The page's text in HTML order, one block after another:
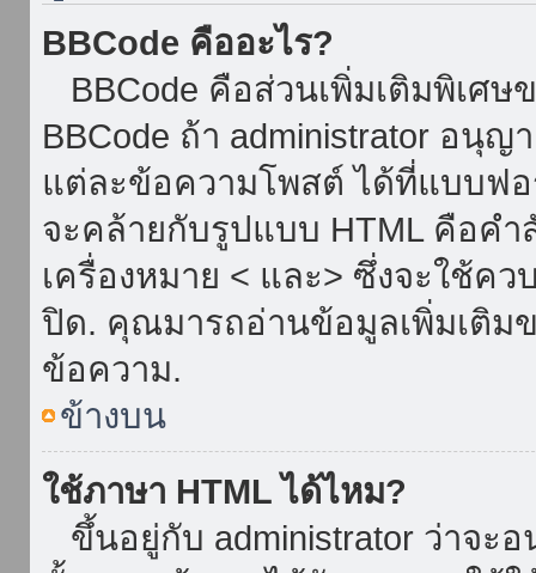
BBCode คืออะไร?
BBCode คือส่วนเพิ่มเติมพิเศ
BBCode ถ้า administrator อนุ
แต่ละข้อความโพสต์ ได้ที่แบบฟ
จะคล้ายกับรูปแบบ HTML คือคำ
เครื่องหมาย < และ> ซึ่งจะใช้ค
ปิด. คุณมารถอ่านข้อมูลเพิ่มเติม
ข้อความ.
ข้างบน
ใช้ภาษา HTML ได้ไหม?
ขึ้นอยู่กับ administrator ว่าจะ